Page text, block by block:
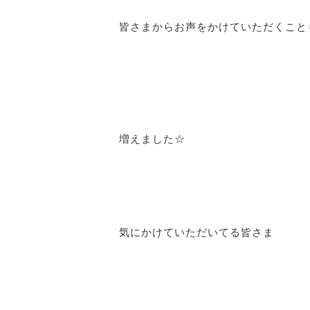
皆さまからお声をかけていただくこと
増えました☆
気にかけていただいてる皆さま